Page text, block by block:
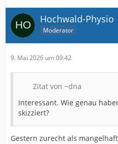
Hochwald-Physio
Moderator
9. Mai 2026 um 09:42
Zitat von ~dna
Interessant. Wie genau
skizziert?
Gestern zurecht als